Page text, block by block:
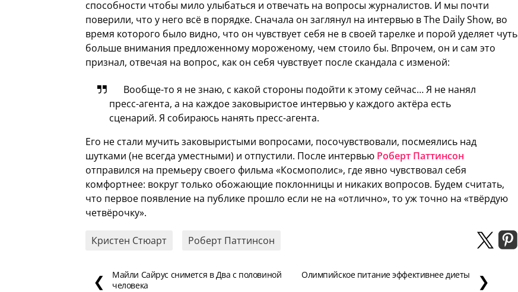
способности чтобы мило улыбаться и отвечать на вопросы журналистов. И мы почти
поверили, что у него всё в порядке. Сначала он заглянул на интервью в The Daily Show, во
время которого было видно, что он чувствует себя не в своей тарелке и порой уделяет чуть
больше внимания предложенному мороженому, чем стоило бы. Впрочем, он и сам это
признал, отвечая на вопрос, как он себя чувствует после скандала с изменой:
Вообще-то я не знаю, с какой стороны подойти к этому сейчас… Я не нанял
пресс-агента, а на каждое заковыристое интервью у каждого актёра есть
сценарий. Я собираюсь нанять пресс-агента.
Его не стали мучить заковыристыми вопросами, посочувствовали, посмеялись над
шутками (не всегда уместными) и отпустили. После интервью Роберт Паттинсон
отправился на премьеру своего фильма «Космополис», где явно чувствовал себя
комфортнее: вокруг только обожающие поклонницы и никаких вопросов. Будем считать,
что первое появление на публике прошло если не на «отлично», то уж точно на «твёрдую
четвёрочку».
Кристен Стюарт Роберт Паттинсон
❮
Майли Сайрус снимется в Два с половиной
человека
Олимпийское питание эффективнее диеты ❯